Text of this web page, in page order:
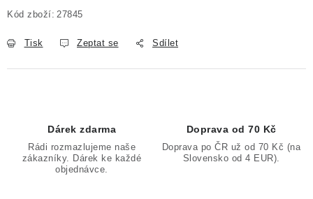
Kód zboží: 27845
Tisk Zeptat se Sdílet
Dárek zdarma
Rádi rozmazlujeme naše
zákazníky. Dárek ke každé
objednávce.
Doprava od 70 Kč
Doprava po ČR už od 70 Kč (na
Slovensko od 4 EUR).